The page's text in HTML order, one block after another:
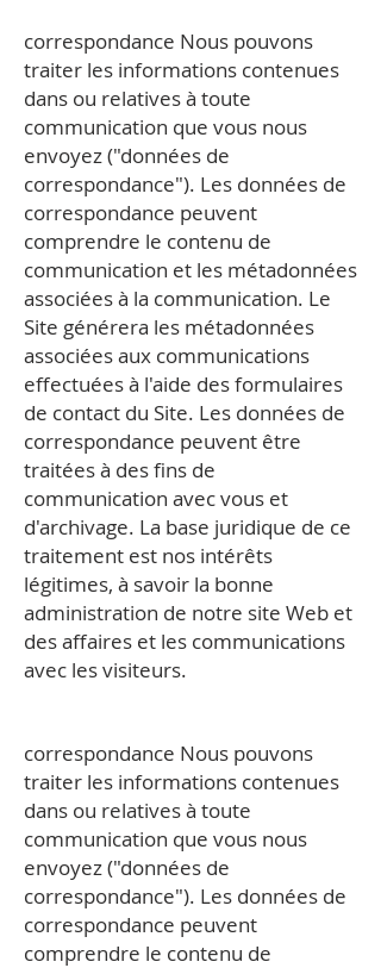
correspondance Nous pouvons
traiter les informations contenues
dans ou relatives à toute
communication que vous nous
envoyez ("données de
correspondance"). Les données de
correspondance peuvent
comprendre le contenu de
communication et les métadonnées
associées à la communication. Le
Site générera les métadonnées
associées aux communications
effectuées à l'aide des formulaires
de contact du Site. Les données de
correspondance peuvent être
traitées à des fins de
communication avec vous et
d'archivage. La base juridique de ce
traitement est nos intérêts
légitimes, à savoir la bonne
administration de notre site Web et
des affaires et les communications
avec les visiteurs.
correspondance Nous pouvons
traiter les informations contenues
dans ou relatives à toute
communication que vous nous
envoyez ("données de
correspondance"). Les données de
correspondance peuvent
comprendre le contenu de